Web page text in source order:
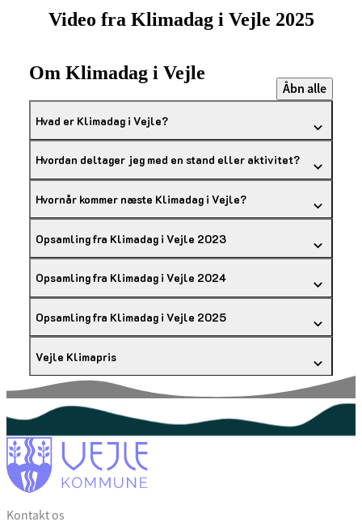
Video fra Klimadag i Vejle 2025
Om Klimadag i Vejle
Åbn alle
Hvad er Klimadag i Vejle?
Hvordan deltager jeg med en stand eller aktivitet?
Hvornår kommer næste Klimadag i Vejle?
Opsamling fra Klimadag i Vejle 2023
Opsamling fra Klimadag i Vejle 2024
Opsamling fra Klimadag i Vejle 2025
Vejle Klimapris
Kontakt os